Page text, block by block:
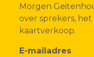
Morgen
over sprekers,
kaartverkoop.
E-mailadres